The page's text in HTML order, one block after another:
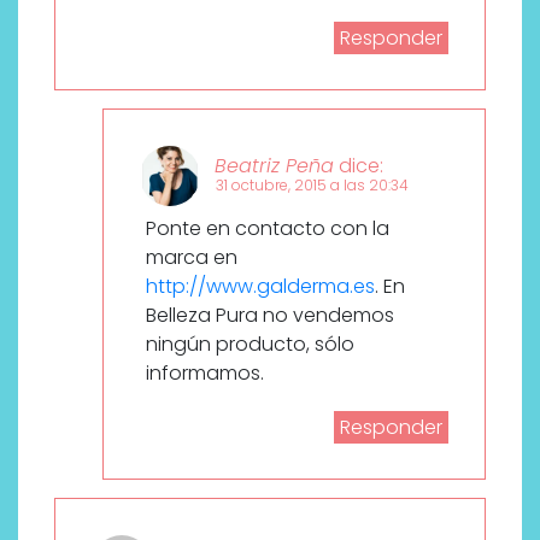
Responder
Beatriz Peña dice:
31 octubre, 2015 a las 20:34
Ponte en contacto con la
marca en
http://www.galderma.es. En
Belleza Pura no vendemos
ningún producto, sólo
informamos.
Responder